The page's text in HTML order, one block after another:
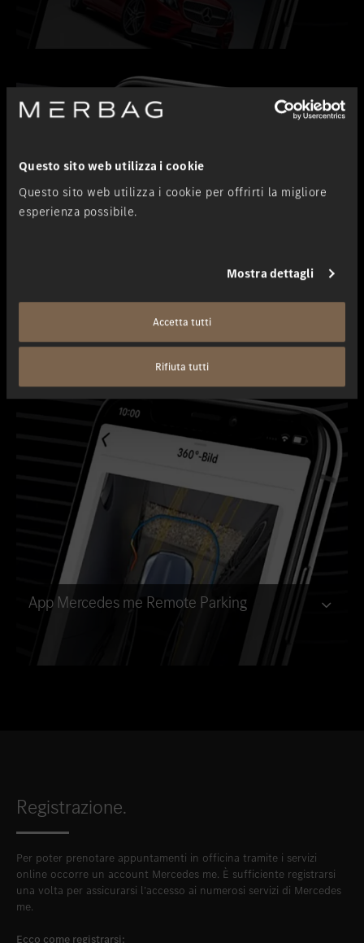
Questo sito web utilizza i cookie
Questo sito web utilizza i cookie per offrirti la migliore
esperienza possibile.
Mostra dettagli
Accetta tutti
Rifiuta tutti
App Mercedes me Remote Parking
Registrazione.
Per poter prenotare appuntamenti in officina tramite i servizi
online occorre un account Mercedes me. È sufficiente registrarsi
una volta per assicurarsi l’accesso ai numerosi servizi di Mercedes
me.
Ecco come registrarsi: